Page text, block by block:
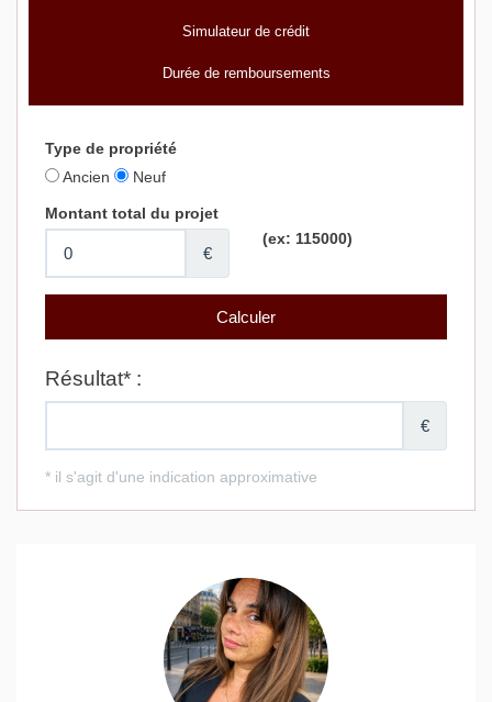
Simulateur de crédit
Durée de remboursements